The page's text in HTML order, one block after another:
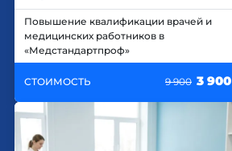
Повышение квалификации врачей и
медицинских работников в
«Медстандартпроф»
СТОИМОСТЬ 9 900 3 900